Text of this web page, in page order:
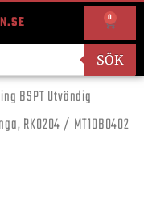
0
SÖK
BSPT Utvändig
RK0204 / MT10B0402